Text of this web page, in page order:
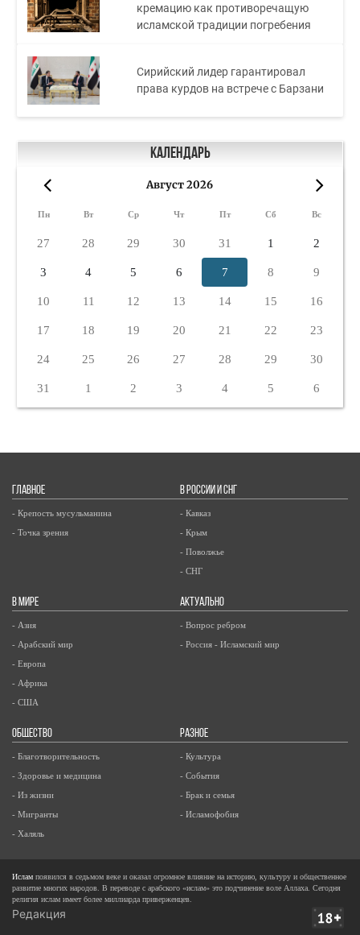
кремацию как противоречащую
исламской традиции погребения
Сирийский лидер гарантировал
права курдов на встрече с Барзани
Календарь
Август 2026
Пн Вт Ср Чт Пт Сб Вс
27 28 29 30 31 1 2
3 4 5 6 7 8 9
10 11 12 13 14 15 16
17 18 19 20 21 22 23
24 25 26 27 28 29 30
31 1 2 3 4 5 6
ГЛАВНОЕ
- Крепость мусульманина
- Точка зрения
В РОССИИ И СНГ
- Кавказ
- Крым
- Поволжье
- СНГ
В МИРЕ
- Азия
- Арабский мир
- Европа
- Африка
- США
АКТУАЛЬНО
- Вопрос ребром
- Россия - Исламский мир
ОБЩЕСТВО
- Благотворительность
- Здоровье и медицина
- Из жизни
- Мигранты
- Халяль
РАЗНОЕ
- Культура
- События
- Брак и семья
- Исламофобия
Ислам появился в седьмом веке и оказал огромное влияние на историю, культуру и общественное
развитие многих народов. В переводе с арабского «ислам» это подчинение воле Аллаха. Сегодня
религия ислам имеет более миллиарда приверженцев.
Редакция